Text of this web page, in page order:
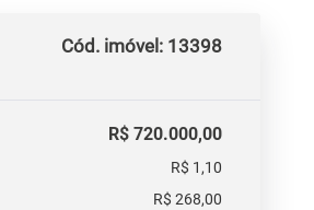
Cód. imóvel: 13398
R$ 720.000,00
R$ 1,10
R$ 268,00